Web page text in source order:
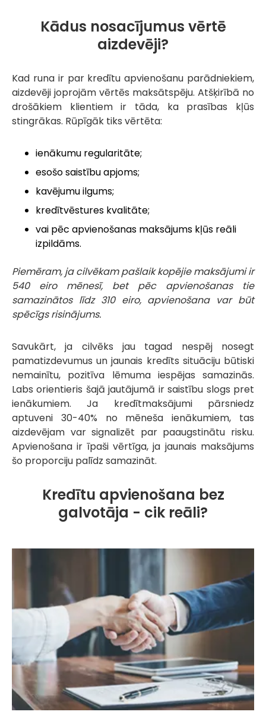
Kādus nosacījumus vērtē
aizdevēji?
Kad runa ir par kredītu apvienošanu parādniekiem,
aizdevēji joprojām vērtēs maksātspēju. Atšķirībā no
drošākiem klientiem ir tāda, ka prasības kļūs
stingrākas. Rūpīgāk tiks vērtēta:
ienākumu regularitāte;
esošo saistību apjoms;
kavējumu ilgums;
kredītvēstures kvalitāte;
vai pēc apvienošanas maksājums kļūs reāli
izpildāms.
Piemēram, ja cilvēkam pašlaik kopējie maksājumi ir
540 eiro mēnesī, bet pēc apvienošanas tie
samazinātos līdz 310 eiro, apvienošana var būt
spēcīgs risinājums.
Savukārt, ja cilvēks jau tagad nespēj nosegt
pamatizdevumus un jaunais kredīts situāciju būtiski
nemainītu, pozitīva lēmuma iespējas samazinās.
Labs orientieris šajā jautājumā ir saistību slogs pret
ienākumiem. Ja kredītmaksājumi pārsniedz
aptuveni 30-40% no mēneša ienākumiem, tas
aizdevējam var signalizēt par paaugstinātu risku.
Apvienošana ir īpaši vērtīga, ja jaunais maksājums
šo proporciju palīdz samazināt.
Kredītu apvienošana bez
galvotāja - cik reāli?